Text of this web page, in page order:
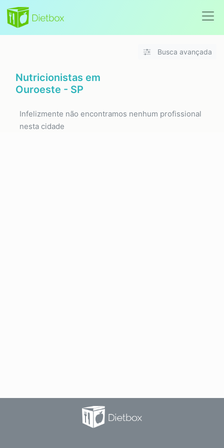
Busca avançada
Nutricionistas em
Ouroeste - SP
Infelizmente não encontramos nenhum profissional
nesta cidade